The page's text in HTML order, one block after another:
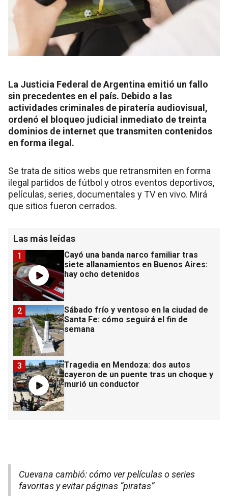
La Justicia Federal de Argentina emitió un fallo
sin precedentes en el país. Debido a las
actividades criminales de piratería audiovisual,
ordenó el bloqueo judicial inmediato de treinta
dominios de internet que transmiten contenidos
en forma ilegal.
Se trata de sitios webs que retransmiten en forma
ilegal partidos de fútbol y otros eventos deportivos,
películas, series, documentales y TV en vivo. Mirá
que sitios fueron cerrados.
Las más leídas
Cayó una banda narco familiar tras
siete allanamientos en Buenos Aires:
hay ocho detenidos
1
Sábado frío y ventoso en la ciudad de
Santa Fe: cómo seguirá el fin de
semana
2
Tragedia en Mendoza: dos autos
cayeron de un puente tras un choque y
murió un conductor
3
Cuevana cambió: cómo ver películas o series
favoritas y evitar páginas “piratas”